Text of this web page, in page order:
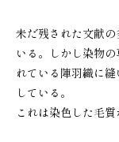
未だ残された文献の
いる。しかし染物
れている陣羽織に
している。
これは染色した毛質